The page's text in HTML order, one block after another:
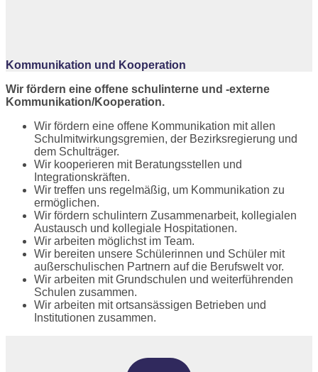
Kommunikation und Kooperation
Wir fördern eine offene schulinterne und -externe
Kommunikation/Kooperation.
Wir fördern eine offene Kommunikation mit allen
Schulmitwirkungsgremien, der Bezirksregierung und
dem Schulträger.
Wir kooperieren mit Beratungsstellen und
Integrationskräften.
Wir treffen uns regelmäßig, um Kommunikation zu
ermöglichen.
Wir fördern schulintern Zusammenarbeit, kollegialen
Austausch und kollegiale Hospitationen.
Wir arbeiten möglichst im Team.
Wir bereiten unsere Schülerinnen und Schüler mit
außerschulischen Partnern auf die Berufswelt vor.
Wir arbeiten mit Grundschulen und weiterführenden
Schulen zusammen.
Wir arbeiten mit ortsansässigen Betrieben und
Institutionen zusammen.